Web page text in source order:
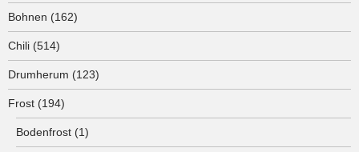
Bohnen (162)
Chili (514)
Drumherum (123)
Frost (194)
Bodenfrost (1)